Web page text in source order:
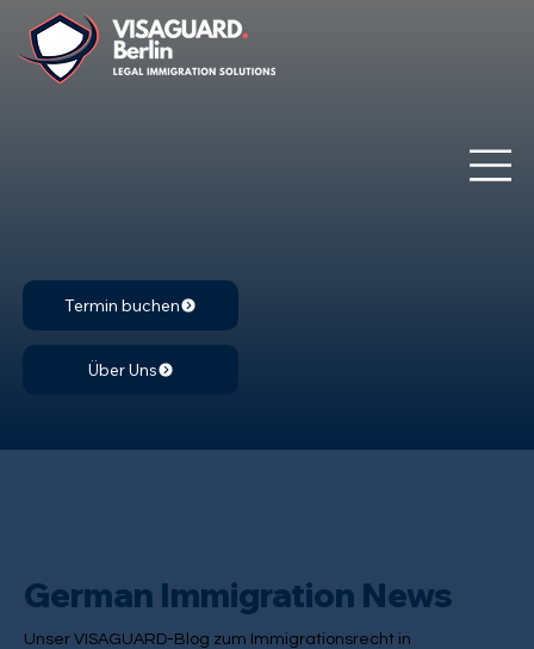
Termin buchen
Über Uns
German Immigration News
Unser VISAGUARD-Blog zum Immigrationsrecht in